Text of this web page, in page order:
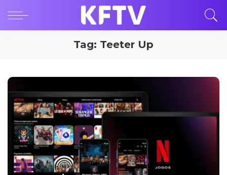
Tag: Teeter Up